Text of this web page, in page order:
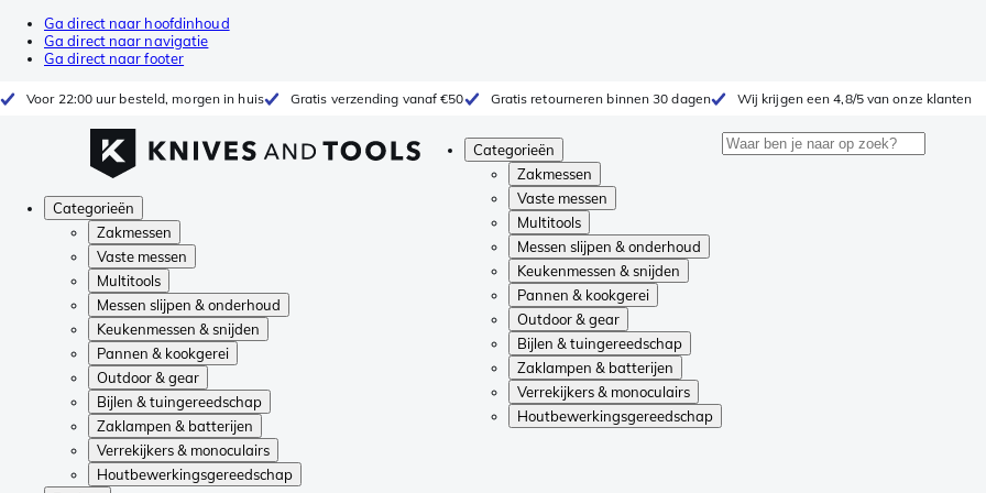
Ga direct naar hoofdinhoud
Ga direct naar navigatie
Ga direct naar footer
Voor 22:00 uur besteld, morgen in huis Gratis verzending vanaf €50 Gratis retourneren binnen 30 dagen Wij krijgen een 4,8/5 van onze klanten
Categorieën
Zakmessen
Vaste messen
Multitools
Messen slijpen & onderhoud
Keukenmessen & snijden
Pannen & kookgerei
Outdoor & gear
Bijlen & tuingereedschap
Zaklampen & batterijen
Verrekijkers & monoculairs
Houtbewerkingsgereedschap
Categorieën
Zakmessen
Vaste messen
Multitools
Messen slijpen & onderhoud
Keukenmessen & snijden
Pannen & kookgerei
Outdoor & gear
Bijlen & tuingereedschap
Zaklampen & batterijen
Verrekijkers & monoculairs
Houtbewerkingsgereedschap